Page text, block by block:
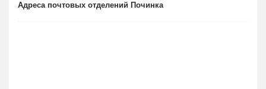
Адреса почтовых отделений Починка